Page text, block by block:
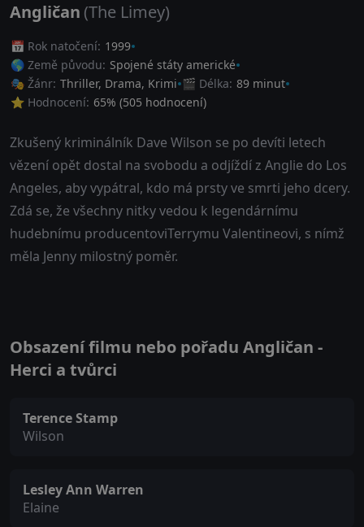
Angličan (The Limey)
📅 Rok natočení: 1999
🌎 Země původu: Spojené státy americké
🎭 Žánr: Thriller, Drama, Krimi 🎬 Délka: 89 minut
⭐ Hodnocení: 65% (505 hodnocení)
Zkušený kriminálník Dave Wilson se po devíti letech
vězení opět dostal na svobodu a odjíždí z Anglie do Los
Angeles, aby vypátral, kdo má prsty ve smrti jeho dcery.
Zdá se, že všechny nitky vedou k legendárnímu
hudebnímu producentoviTerrymu Valentineovi, s nímž
měla Jenny milostný poměr.
Obsazení filmu nebo pořadu Angličan -
Herci a tvůrci
Terence Stamp
Wilson
Lesley Ann Warren
Elaine